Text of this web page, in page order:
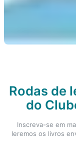
Rodas de
do
Inscreva-se em
leremos os livros